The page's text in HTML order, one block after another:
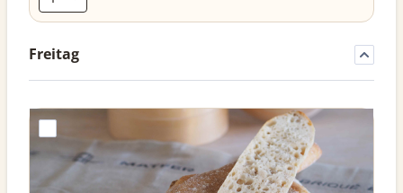
Freitag